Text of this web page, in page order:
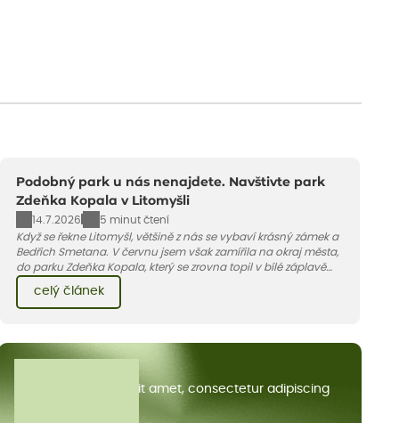
Podobný park u nás nenajdete. Navštivte park
Zdeňka Kopala v Litomyšli
14.7.2026
5 minut čtení
Když se řekne Litomyšl, většině z nás se vybaví krásný zámek a
Bedřich Smetana. V červnu jsem však zamířila na okraj města,
do parku Zdeňka Kopala, který se zrovna topil v bílé záplavě
kvetoucích kopretin. Fotky řeknou víc než slova, přidávám k
nim pár řádků o tom, jak tento jedinečný kus krajiny vznikl.
celý článek
Lorem ipsum dolor sit amet, consectetur adipiscing